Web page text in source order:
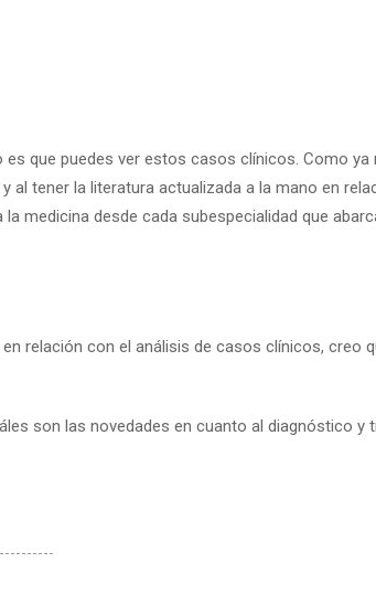
que puedes ver estos casos clínicos. Como ya
tener la literatura actualizada a la mano en
medicina desde cada subespecialidad que
relación con el análisis de casos clínicos, creo
son las novedades en cuanto al diagnóstico y